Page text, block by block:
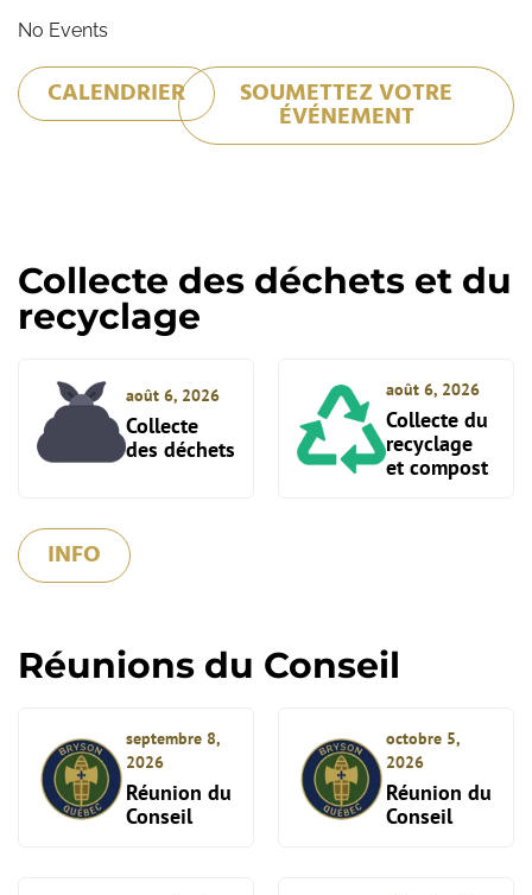
No Events
CALENDRIER SOUMETTEZ VOTRE
ÉVÉNEMENT
Collecte des déchets et du
recyclage
août 6, 2026
Collecte
des déchets
août 6, 2026
Collecte du
recyclage
et compost
INFO
Réunions du Conseil
septembre 8,
2026
Réunion du
Conseil
octobre 5,
2026
Réunion du
Conseil